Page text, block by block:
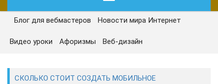
ГЛАВНАЯ
СЕГОДНЯ
Блог для вебмастеров Новости мира Интернет
Видео уроки Афоризмы Веб-дизайн
СКОЛЬКО СТОИТ СОЗДАТЬ МОБИЛЬНОЕ